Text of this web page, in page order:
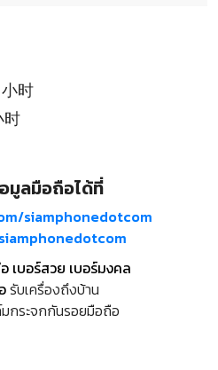
时
时
มูลมือถือได้ที่
siamphonedotcom
เบอร์สวย เบอร์มงคล
รับเครื่องถึงบ้าน
กระจกกันรอยมือถือ